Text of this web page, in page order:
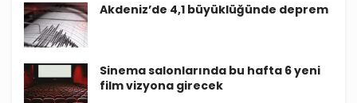
Akdeniz’de 4,1 büyüklüğünde deprem
Sinema salonlarında bu hafta 6 yeni
film vizyona girecek